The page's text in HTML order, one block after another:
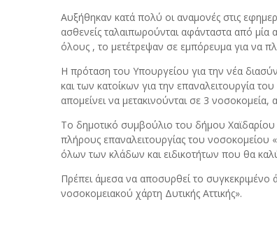
Αυξήθηκαν κατά πολύ οι αναμονές στις
ασθενείς ταλαιπωρούνται αφάνταστα από μία
όλους , το μετέτρεψαν σε εμπόρευμα για να
Η πρόταση του Υπουργείου για την νέα
και των κατοίκων για την επαναλειτουργία
απομείνει να μετακινούνται σε 3
Το δημοτικό συμβούλιο του δήμου Χαϊδαρίου
πλήρους επαναλειτουργίας του
όλων των κλάδων και ειδικοτήτων που θα
Πρέπει άμεσα να αποσυρθεί το
νοσοκομειακού χάρτη Δυτικής Αττικής».